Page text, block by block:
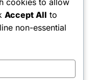
Accept All to
non-essential